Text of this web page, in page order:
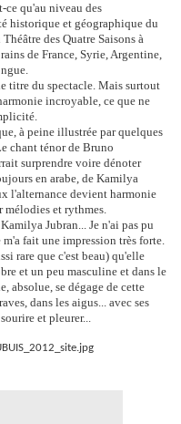
ce qu'au niveau des
historique et géographique du
des Quatre Saisons à
de France, Syrie, Argentine,
titre du spectacle. Mais surtout
incroyable, ce que ne
à peine illustrée par quelques
chant ténor de Bruno
surprendre voire dénoter
en arabe, de Kamilya
l'alternance devient harmonie
mélodies et rythmes.
Jubran... Je n'ai pas pu
fait une impression très forte.
rare que c'est beau) qu'elle
et un peu masculine et dans le
absolue, se dégage de cette
dans les aigus... avec ses
et pleurer...